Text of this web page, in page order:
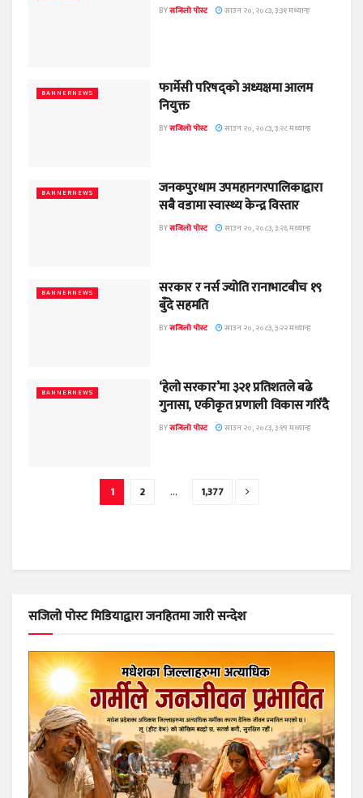
BYसजिलो पोस्ट साउन २०, २०८३, ३:३१ मध्यान्ह
BANNERNEWS
फार्मेसी परिषद्को अध्यक्षमा आलम
नियुक्त
BYसजिलो पोस्ट साउन २०, २०८३, ३:२८ मध्यान्ह
BANNERNEWS
जनकपुरधाम उपमहानगरपालिकाद्वारा
सबै वडामा स्वास्थ्य केन्द्र विस्तार
BYसजिलो पोस्ट साउन २०, २०८३, ३:२६ मध्यान्ह
BANNERNEWS
सरकार र नर्स ज्योति रानाभाटबीच १९
बुँदे सहमति
BYसजिलो पोस्ट साउन २०, २०८३, ३:२२ मध्यान्ह
BANNERNEWS
‘हेलो सरकार’मा ३२१ प्रतिशतले बढे
गुनासा, एकीकृत प्रणाली विकास गरिँदै
BYसजिलो पोस्ट साउन २०, २०८३, ३:१९ मध्यान्ह
1 2 … 1,377
सजिलो पोस्ट मिडियाद्वारा जनहितमा जारी सन्देश